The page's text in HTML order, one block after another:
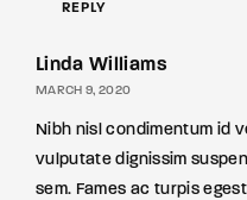
REPLY
Linda Williams
MARCH 9, 2020
Nibh nisl condimentum id
vulputate dignissim
sem. Fames ac turpis